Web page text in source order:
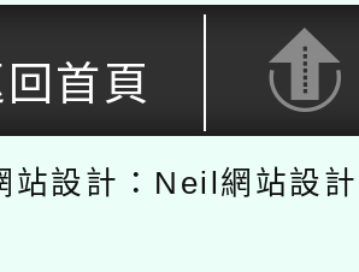
首頁
站設計：Neil網站設